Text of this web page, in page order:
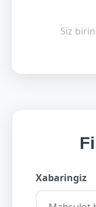
Siz
Xabaringiz